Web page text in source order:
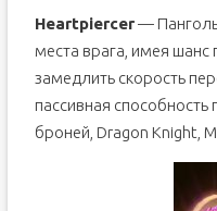
Heartpiercer—
места врага, имея
замедлить скорость
пассивная
броней, Dragon Knight,